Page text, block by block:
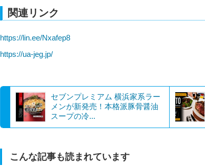
関連リンク
https://lin.ee/Nxafep8
https://ua-jeg.jp/
セブンプレミアム 横浜家系ラー
メンが新発売！本格派豚骨醤油
スープの冷...
こんな記事も読まれています